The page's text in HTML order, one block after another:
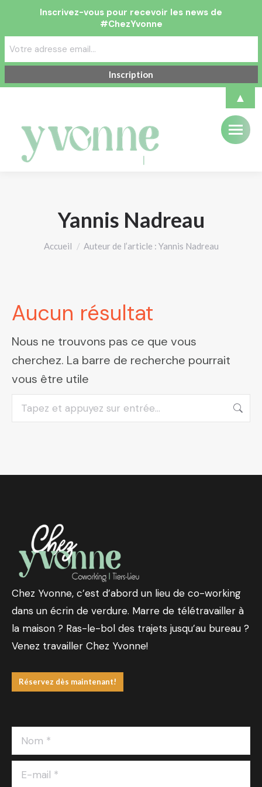
Yannis Nadreau
Vous êtes ici :
Accueil Auteur de l’article : Yannis Nadreau
Aucun résultat
Nous ne trouvons pas ce que vous
cherchez. La barre de recherche pourrait
vous être utile
Recherche
:
Chez Yvonne, c’est d’abord un lieu de co-working
dans un écrin de verdure. Marre de télétravailler à
la maison ? Ras-le-bol des trajets jusqu’au bureau ?
Venez travailler Chez Yvonne!
Réservez dès maintenant!
Nom *
E-mail *
Inscrivez-vous pour recevoir les news de
#ChezYvonne
▲